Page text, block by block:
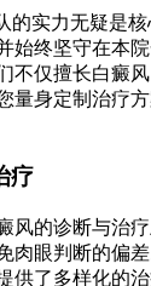
的实力无疑是
始终坚守在本
不仅擅长白癜
量身定制治疗
疗
风的诊断与治
肉眼判断的偏
供了多样化的